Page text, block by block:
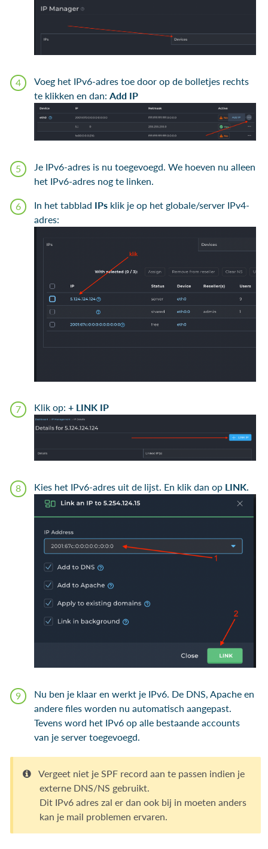
Voeg het IPv6-adres toe door op de bolletjes rechts
te klikken en dan: Add IP
Je IPv6-adres is nu toegevoegd. We hoeven nu alleen
het IPv6-adres nog te linken.
In het tabblad IPs klik je op het globale/server IPv4-
adres:
Klik op: + LINK IP
Kies het IPv6-adres uit de lijst. En klik dan op LINK.
Nu ben je klaar en werkt je IPv6. De DNS, Apache en
andere files worden nu automatisch aangepast.
Tevens word het IPv6 op alle bestaande accounts
van je server toegevoegd.
Vergeet niet je SPF record aan te passen indien je
externe DNS/NS gebruikt.
Dit IPv6 adres zal er dan ook bij in moeten anders
kan je mail problemen ervaren.